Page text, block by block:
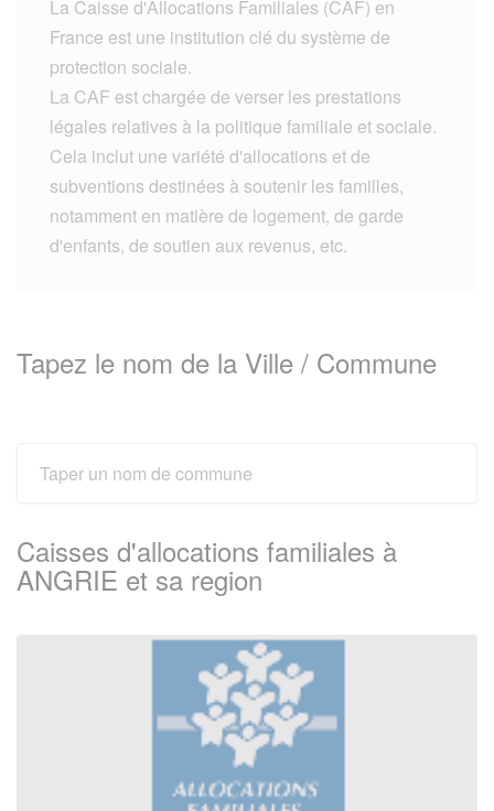
La Caisse d'Allocations Familiales (CAF) en
France est une institution clé du système de
protection sociale.
La CAF est chargée de verser les prestations
légales relatives à la politique familiale et sociale.
Cela inclut une variété d'allocations et de
subventions destinées à soutenir les familles,
notamment en matière de logement, de garde
d'enfants, de soutien aux revenus, etc.
Tapez le nom de la Ville / Commune
Caisses d'allocations familiales à
ANGRIE et sa region